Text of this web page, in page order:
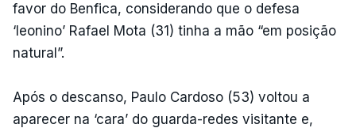
favor do Benfica, considerando que o defesa
‘leonino’ Rafael Mota (31) tinha a mão “em posição
natural”.
Após o descanso, Paulo Cardoso (53) voltou a
aparecer na ‘cara’ do guarda-redes visitante e,